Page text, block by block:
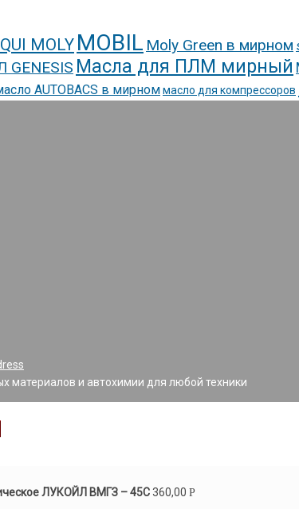
MOLY MOBIL Moly Green в мирном
Масла для ПЛМ мирный
AUTOBACS в мирноммасло для компрессоров
материалов и автохимии для любой техники
ЛУКОЙЛ ВМГЗ – 45С360,00 Р